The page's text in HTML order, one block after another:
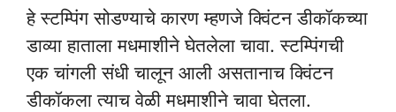
हे स्टम्पिंग सोडण्याचे कारण म्हणजे क्विंटन डीकॉकच्या
डाव्या हाताला मधमाशीने घेतलेला चावा. स्टम्पिंगची
एक चांगली संधी चालून आली असतानाच क्विंटन
डीकॉकला त्याच वेळी मधमाशीने चावा घेतला.